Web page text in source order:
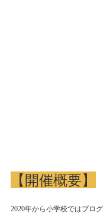
【開催概要】
2020年から小学校ではプロ